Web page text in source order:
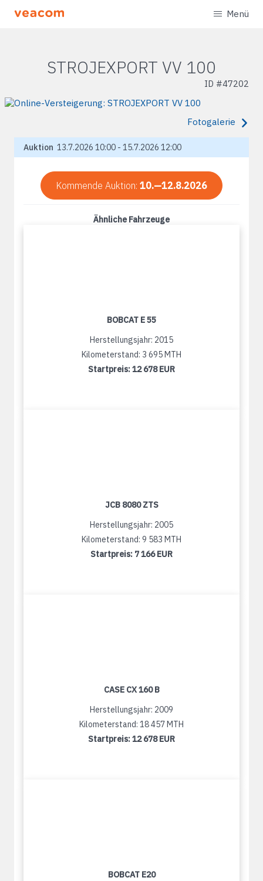
Menü
STROJEXPORT VV 100
ID #47202
Fotogalerie
Auktion 13.7.2026 10:00 - 15.7.2026 12:00
Kommende Auktion: 10.—12.8.2026
Ähnliche Fahrzeuge
BOBCAT E 55
Herstellungsjahr: 2015
Kilometerstand: 3 695 MTH
Startpreis:12 678 EUR
JCB 8080 ZTS
Herstellungsjahr: 2005
Kilometerstand: 9 583 MTH
Startpreis: 7 166 EUR
CASE CX 160 B
Herstellungsjahr: 2009
Kilometerstand: 18 457 MTH
Startpreis:12 678 EUR
BOBCAT E20